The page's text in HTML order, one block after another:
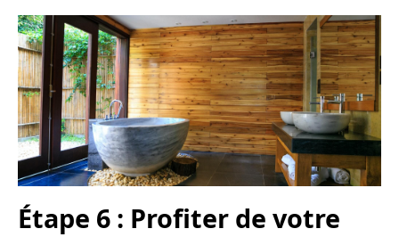
Étape 6 : Profiter de votre